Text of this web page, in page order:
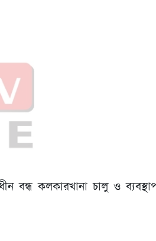
বন্ধ কলকারখানা চালু ও